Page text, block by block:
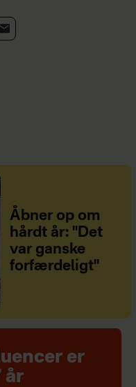
Åbner op om
hårdt år: "Det
var ganske
forfærdeligt"
er
år